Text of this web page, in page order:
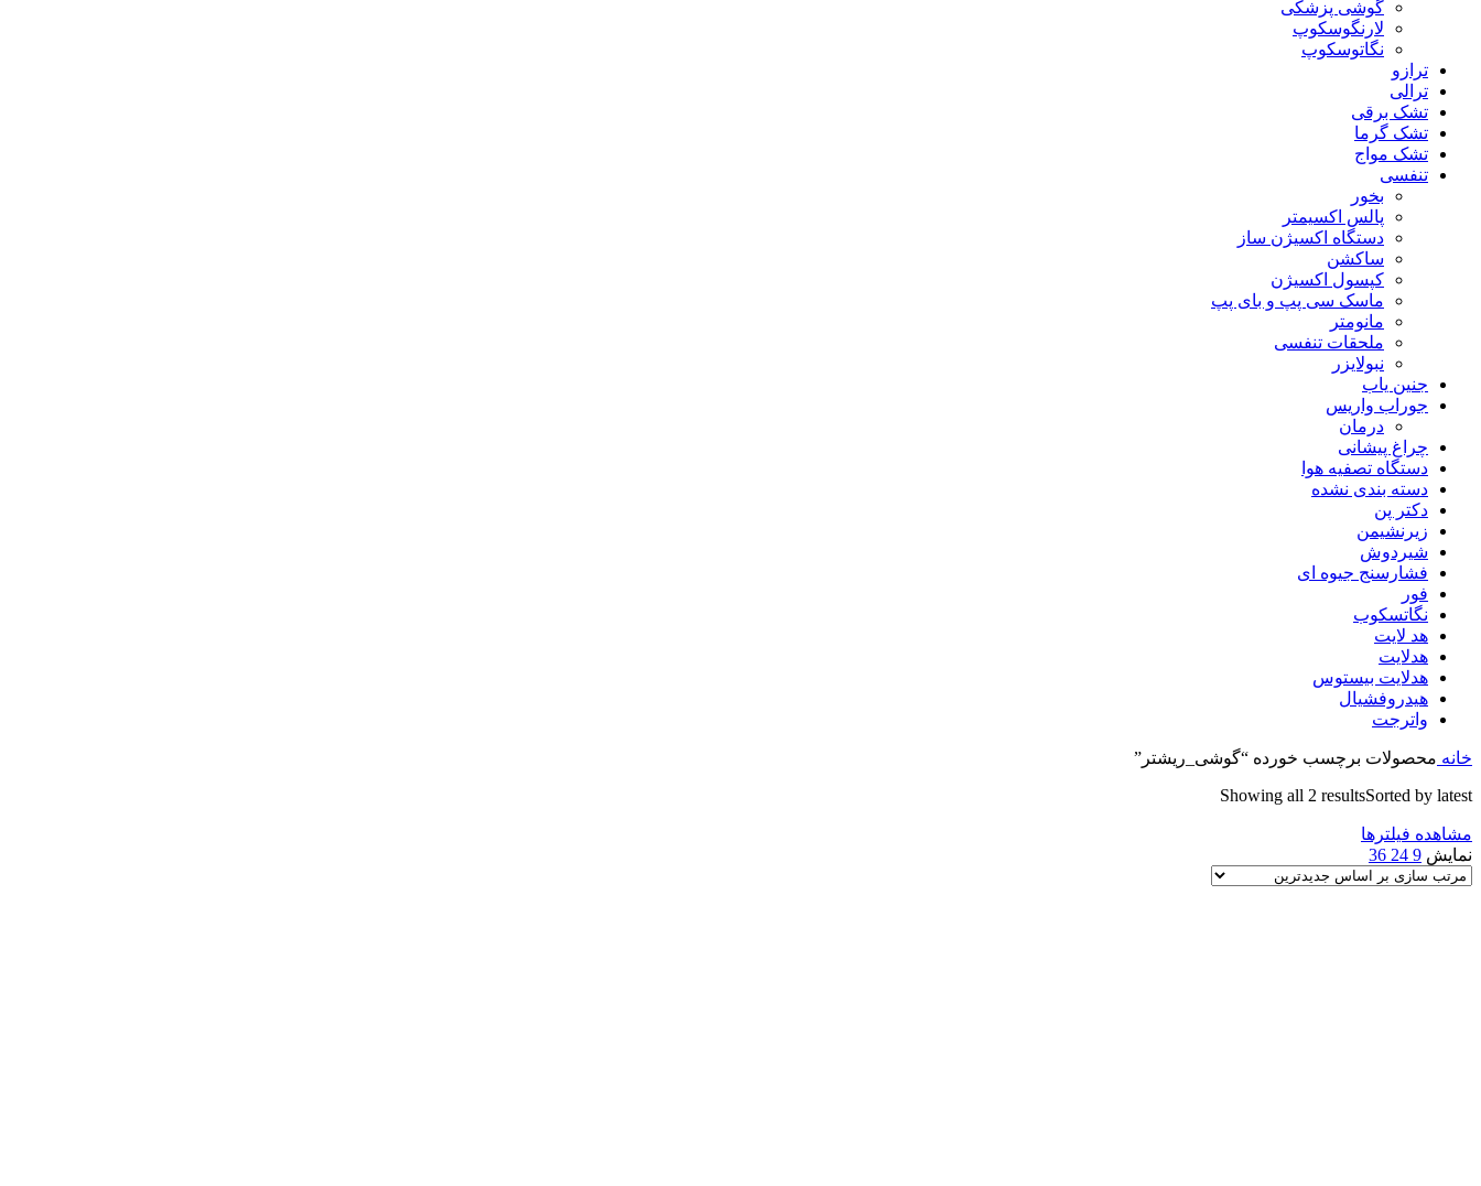
گوشی پزشکی
لارنگوسکوپ
نگاتوسکوپ
ترازو
ترالی
تشک برقی
تشک گرما
تشک مواج
تنفسی
بخور
پالس اکسیمتر
دستگاه اکسیژن ساز
ساکشن
کپسول اکسیژن
ماسک سی پپ و بای پپ
مانومتر
ملحقات تنفسی
نبولایزر
جنین یاب
جوراب واریس
درمان
چراغ پیشانی
دستگاه تصفیه هوا
دسته بندی نشده
دکتر پن
زیرنشیمن
شیردوش
فشارسنج جیوه ای
فور
نگاتسکوب
هد لایت
هدلایت
هدلایت بیستوس
هیدروفشیال
واترجت
خانه محصولات برچسب خورده “گوشی_ریشتر”
Showing all 2 resultsSorted by latest
مشاهده فیلترها
نمایش 9
24
36